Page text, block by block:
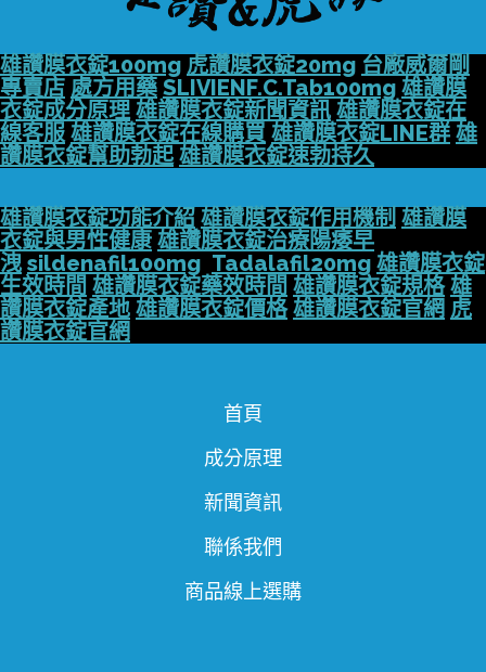
雄讚膜衣錠100mg 虎讚膜衣錠20mg 台廠威爾剛
專賣店 處方用藥 SLIVIENF.C.Tab100mg 雄讚膜
衣錠成分原理 雄讚膜衣錠新聞資訊 雄讚膜衣錠在
線客服 雄讚膜衣錠在線購買 雄讚膜衣錠LINE群 雄
讚膜衣錠幫助勃起 雄讚膜衣錠速勃持久
雄讚膜衣錠功能介紹 雄讚膜衣錠作用機制 雄讚膜
衣錠與男性健康 雄讚膜衣錠治療陽痿早
洩 sildenafil100mg Tadalafil20mg 雄讚膜衣錠
生效時間 雄讚膜衣錠藥效時間 雄讚膜衣錠規格 雄
讚膜衣錠產地 雄讚膜衣錠價格 雄讚膜衣錠官網 虎
讚膜衣錠官網
首頁
成分原理
新聞資訊
聯係我們
商品線上選購